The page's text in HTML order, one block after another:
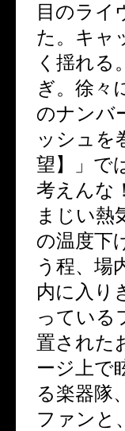
目のライ
た。キャ
く揺れる。
ぎ。徐々
のナンバ
ッシュを
望】」で
考えんな
まじい熱
の温度下
う程、場
内に入り
っている
置された
ージ上で
る楽器隊
ファンと